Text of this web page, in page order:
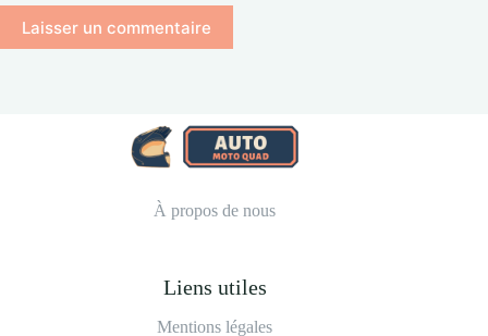
Laisser un commentaire
À propos de nous
Liens utiles
Mentions légales